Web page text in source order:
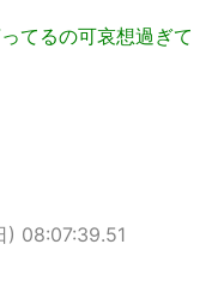
てるの可哀想過ぎて
08:07:39.51